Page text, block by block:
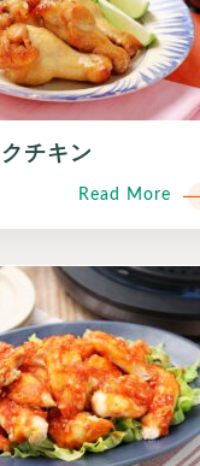
チキン
Read More